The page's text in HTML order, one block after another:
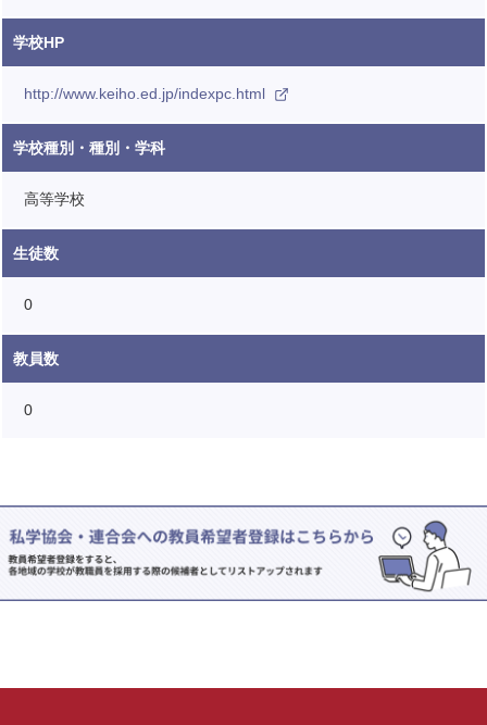
学校HP
http://www.keiho.ed.jp/indexpc.html
学校種別・種別・学科
高等学校
生徒数
0
教員数
0